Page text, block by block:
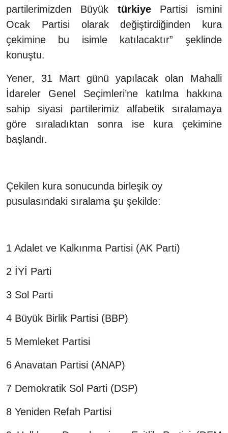
partilerimizden Büyük türkiyePartisi ismini
Ocak Partisi olarak değiştirdiğinden kura
çekimine bu isimle katılacaktır” şeklinde
konuştu.
Yener, 31 Mart günü yapılacak olan Mahalli
İdareler Genel Seçimleri’ne katılma hakkına
sahip siyasi partilerimiz alfabetik sıralamaya
göre sıraladıktan sonra ise kura çekimine
başlandı.
Çekilen kura sonucunda birleşik oy
pusulasındaki sıralama şu şekilde:
1 Adalet ve Kalkınma Partisi (AK Parti)
2 İYİ Parti
3 Sol Parti
4 Büyük Birlik Partisi (BBP)
5 Memleket Partisi
6 Anavatan Partisi (ANAP)
7 Demokratik Sol Parti (DSP)
8 Yeniden Refah Partisi